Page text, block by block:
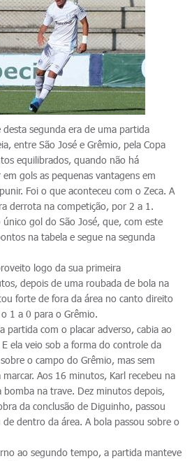
segunda era de uma partida
entre São José e Grêmio, pela Copa
equilibrados, quando não há
gols as pequenas vantagens em
Foi o que aconteceu com o Zeca. A
derrota na competição, por 2 a 1.
gol do São José, que, com este
na tabela e segue na segunda
logo da sua primeira
depois de uma roubada de bola na
forte de fora da área no canto direito
1 a 0 para o Grêmio.
partida com o placar adverso, cabia ao
E ela veio sob a forma do controle da
o campo do Grêmio, mas sem
Aos 16 minutos, Karl recebeu na
bomba na trave. Dez minutos depois,
da conclusão de Diguinho, passou
de dentro da área. A bola passou sobre o
ao segundo tempo, a partida manteve